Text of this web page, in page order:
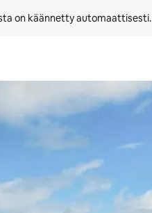
on käännetty automaattisesti.